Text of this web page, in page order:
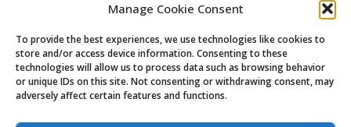
Manage Cookie Consent
To provide the best experiences, we use technologies like cookies to
store and/or access device information. Consenting to these
technologies will allow us to process data such as browsing behavior
or unique IDs on this site. Not consenting or withdrawing consent, may
adversely affect certain features and functions.